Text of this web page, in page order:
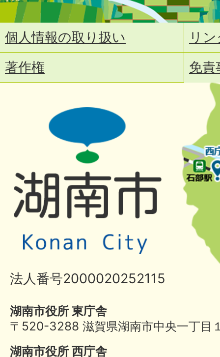
個人情報の取り扱い
リ
著作権
免責
法人番号2000020252115
湖南市役所 東庁舎
〒520-3288 滋賀県湖南市中央一丁目
湖南市役所 西庁舎